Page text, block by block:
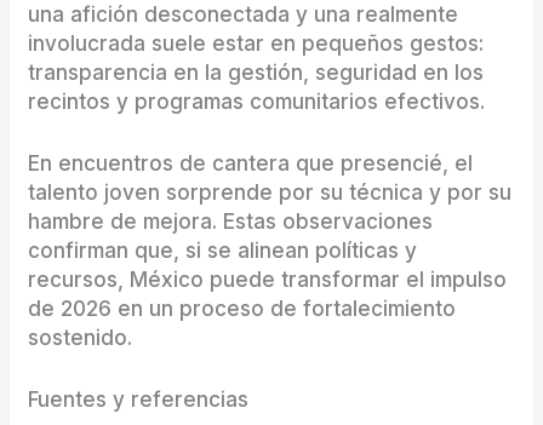
una afición desconectada y una realmente
involucrada suele estar en pequeños gestos:
transparencia en la gestión, seguridad en los
recintos y programas comunitarios efectivos.
En encuentros de cantera que presencié, el
talento joven sorprende por su técnica y por su
hambre de mejora. Estas observaciones
confirman que, si se alinean políticas y
recursos, México puede transformar el impulso
de 2026 en un proceso de fortalecimiento
sostenido.
Fuentes y referencias